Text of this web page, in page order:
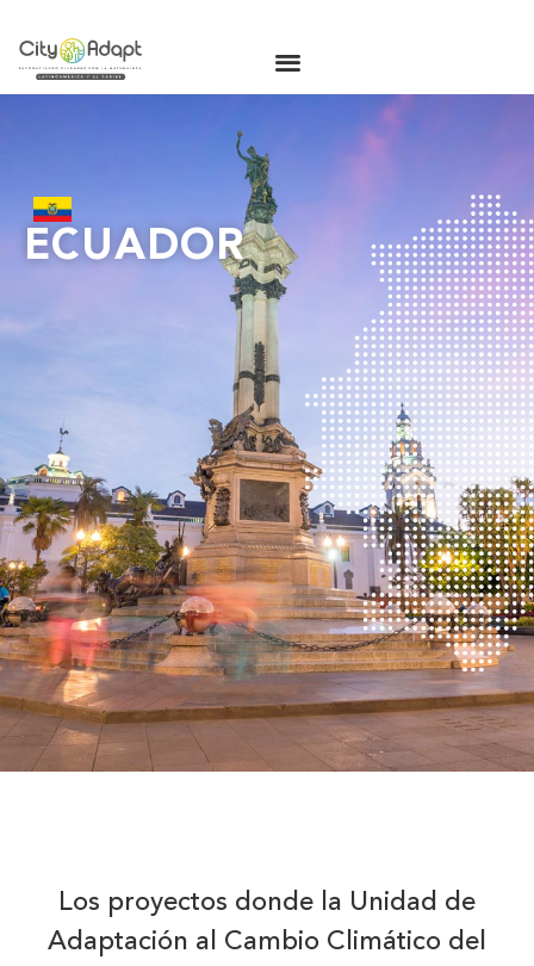
ECUADOR
Los proyectos donde la Unidad de
Adaptación al Cambio Climático del